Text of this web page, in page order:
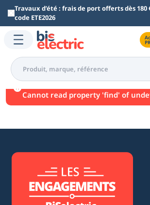
Aller au contenu principal
Travaux d’été : frais de port offerts dès 180
code ETE2026
Une erreur est
Cannot read property 'find' of